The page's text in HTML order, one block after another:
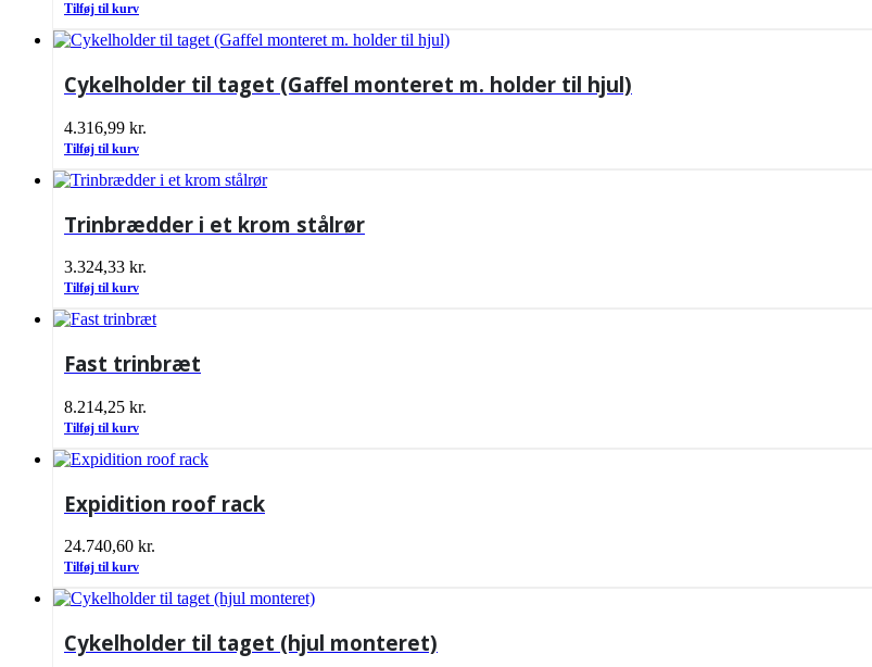
Tilføj til kurv
Cykelholder til taget (Gaffel monteret m. holder til hjul)
4.316,99 kr.
Tilføj til kurv
Trinbrædder i et krom stålrør
3.324,33 kr.
Tilføj til kurv
Fast trinbræt
8.214,25 kr.
Tilføj til kurv
Expidition roof rack
24.740,60 kr.
Tilføj til kurv
Cykelholder til taget (hjul monteret)